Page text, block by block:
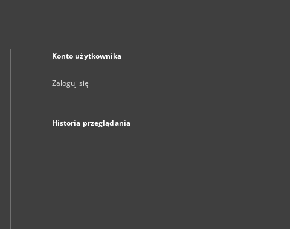
Konto użytkownika
Zaloguj się
Historia przeglądania